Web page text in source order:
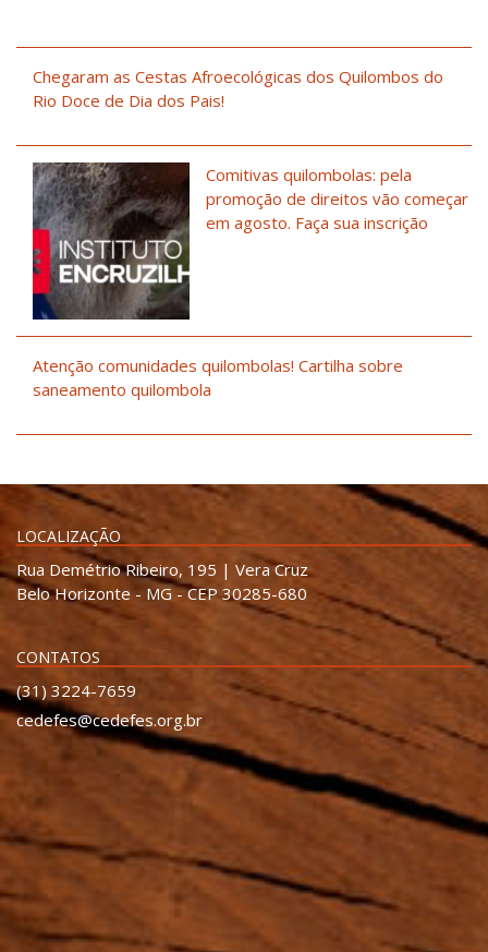
Chegaram as Cestas Afroecológicas dos Quilombos do
Rio Doce de Dia dos Pais!
Comitivas quilombolas: pela
promoção de direitos vão começar
em agosto. Faça sua inscrição
Atenção comunidades quilombolas! Cartilha sobre
saneamento quilombola
LOCALIZAÇÃO
Rua Demétrio Ribeiro, 195 | Vera Cruz
Belo Horizonte - MG - CEP 30285-680
CONTATOS
(31) 3224-7659
cedefes@cedefes.org.br